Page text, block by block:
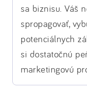
sa biznisu. Váš
spropagovať,
potenciálnych
si dostatočnú
marketingovú